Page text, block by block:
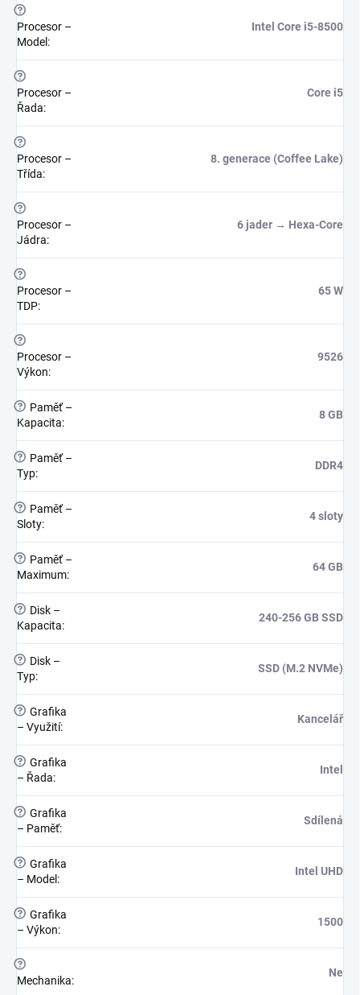
?
Procesor –
Model :
Intel Core i5-8500
?
Procesor –
Řada:
Core i5
?
Procesor –
Třída:
8. generace (Coffee Lake)
?
Procesor –
Jádra:
6 jader → Hexa-Core
?
Procesor –
TDP:
65 W
?
Procesor –
Výkon:
9526
?
Paměť –
Kapacita:
8 GB
?
Paměť –
Typ:
DDR4
?
Paměť –
Sloty:
4 sloty
?
Paměť –
Maximum:
64 GB
?
Disk –
Kapacita:
240-256 GB SSD
?
Disk –
Typ:
SSD (M.2 NVMe)
? Grafika
– Využití:
Kancelář
? Grafika
– Řada:
Intel
? Grafika
– Paměť:
Sdílená
? Grafika
– Model :
Intel UHD
? Grafika
– Výkon:
1500
?
Mechanika:
Ne